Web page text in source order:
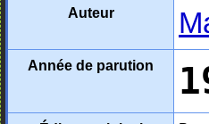
Auteur
Année de parution